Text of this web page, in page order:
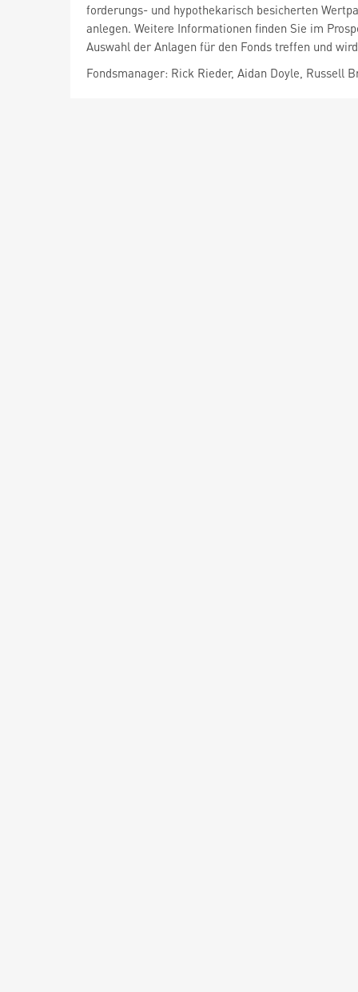
forderungs- und hypothekarisch besicherten
anlegen. Weitere Informationen finden Sie im
Auswahl der Anlagen für den Fonds treffen und
Fondsmanager: Rick Rieder, Aidan Doyle, Russell